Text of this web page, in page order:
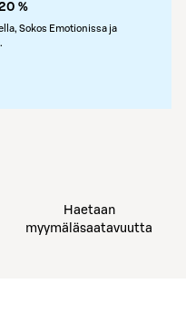
%
Sokos Emotionissa ja
Haetaan
myymäläsaatavuutta